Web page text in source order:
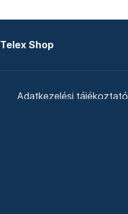
Telex Shop
Adatkezelési tájékoztató